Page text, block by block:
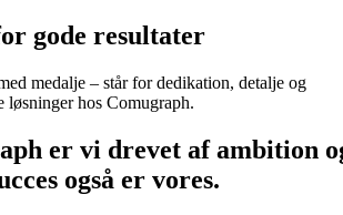
gode resultater
er vi drevet af ambition
også er vores.